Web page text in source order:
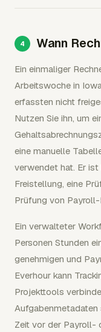
Wann
Ein einmaliger
Arbeitswoche in
erfassten nicht
Nutzen Sie ihn, um
eine manuelle
verwendet hat. Er
Freistellung, eine
Prüfung von Payroll-
Ein verwalteter
Personen Stunden
genehmigen und
Everhour kann
Projekttools
Aufgabenmetadaten
Zeit vor der Payroll-